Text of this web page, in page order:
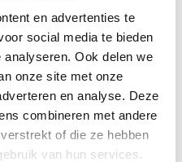
en advertenties te
social media te bieden
Ook delen we
onze site met onze
en analyse. Deze
combineren met andere
of die ze hebben
van hun services.
voor 13:00, zelfde dag